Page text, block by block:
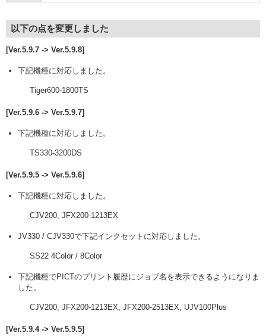
以下の点を変更しました
[Ver.5.9.7 -> Ver.5.9.8]
下記機種に対応しました。
Tiger600-1800TS
[Ver.5.9.6 -> Ver.5.9.7]
下記機種に対応しました。
TS330-3200DS
[Ver.5.9.5 -> Ver.5.9.6]
下記機種に対応しました。
CJV200, JFX200-1213EX
JV330 / CJV330で下記インクセットに対応しました。
SS22 4Color / 8Color
下記機種でPICTのプリント履歴にジョブ名を表示できるようになりま
した。
CJV200, JFX200-1213EX, JFX200-2513EX, UJV100Plus
[Ver.5.9.4 -> Ver.5.9.5]